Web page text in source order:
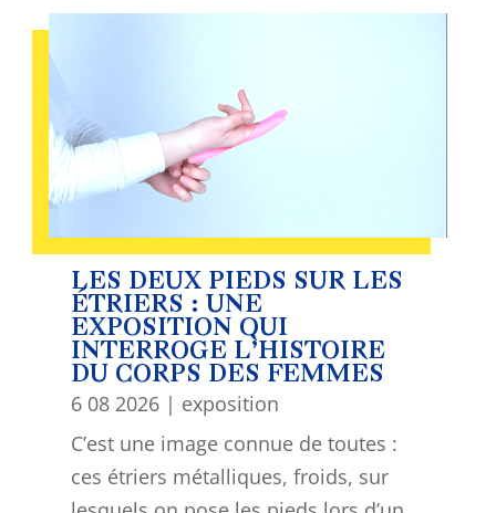
LES DEUX PIEDS SUR LES
ÉTRIERS : UNE
EXPOSITION QUI
INTERROGE L’HISTOIRE
DU CORPS DES FEMMES
6 08 2026| exposition
C’est une image connue de toutes :
ces étriers métalliques, froids, sur